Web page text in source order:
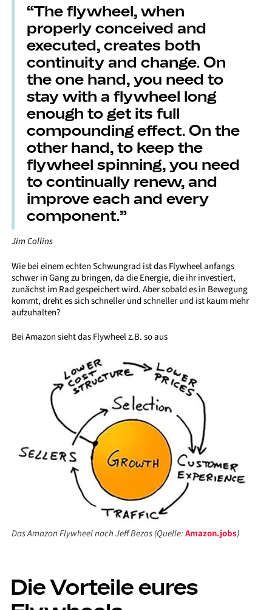
“The flywheel, when
properly conceived and
executed, creates both
continuity and change. On
the one hand, you need to
stay with a flywheel long
enough to get its full
compounding effect. On the
other hand, to keep the
flywheel spinning, you need
to continually renew, and
improve each and every
component.”
Jim Collins
Wie bei einem echten Schwungrad ist das Flywheel anfangs
schwer in Gang zu bringen, da die Energie, die ihr investiert,
zunächst im Rad gespeichert wird. Aber sobald es in Bewegung
kommt, dreht es sich schneller und schneller und ist kaum mehr
aufzuhalten?
Bei Amazon sieht das Flywheel z.B. so aus
Das Amazon Flywheel nach Jeff Bezos (Quelle:Amazon.jobs)
Die Vorteile eures